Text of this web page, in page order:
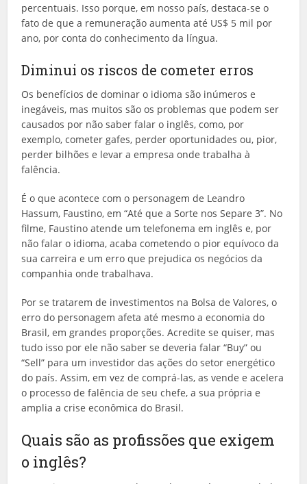
percentuais. Isso porque, em nosso país, destaca-se o
fato de que a remuneração aumenta até US$ 5 mil por
ano, por conta do conhecimento da língua.
Diminui os riscos de cometer erros
Os benefícios de dominar o idioma são inúmeros e
inegáveis, mas muitos são os problemas que podem ser
causados por não saber falar o inglês, como, por
exemplo, cometer gafes, perder oportunidades ou, pior,
perder bilhões e levar a empresa onde trabalha à
falência.
É o que acontece com o personagem de Leandro
Hassum, Faustino, em “Até que a Sorte nos Separe 3”. No
filme, Faustino atende um telefonema em inglês e, por
não falar o idioma, acaba cometendo o pior equívoco da
sua carreira e um erro que prejudica os negócios da
companhia onde trabalhava.
Por se tratarem de investimentos na Bolsa de Valores, o
erro do personagem afeta até mesmo a economia do
Brasil, em grandes proporções. Acredite se quiser, mas
tudo isso por ele não saber se deveria falar “Buy” ou
“Sell” para um investidor das ações do setor energético
do país. Assim, em vez de comprá-las, as vende e acelera
o processo de falência de seu chefe, a sua própria e
amplia a crise econômica do Brasil.
Quais são as profissões que exigem
o inglês?